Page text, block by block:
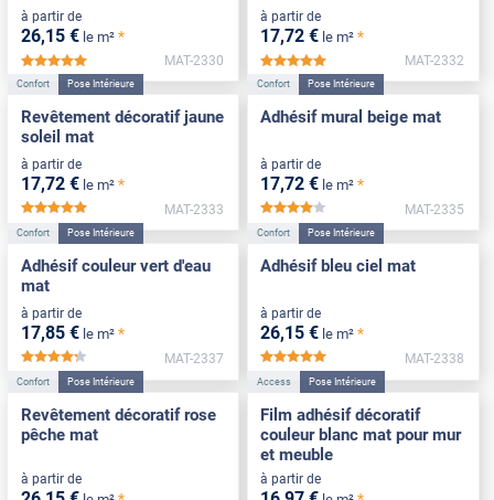
à partir de
26,15 € le m² *
*****
MAT-2330
à partir de
17,72 € le m² *
MAT-2332
Confort Pose Intérieure
Revêtement décoratif jaune
soleil mat
à partir de
17,72 € le m² *
MAT-2333
Confort Pose Intérieure
Adhésif mural beige mat
à partir de
17,72 € le m² *
*****
MAT-2335
Confort Pose Intérieure
Adhésif couleur vert d'eau
mat
à partir de
17,85 € le m² *
*****
MAT-2337
Confort Pose Intérieure
Adhésif bleu ciel mat
à partir de
26,15 € le m² *
MAT-2338
Confort Pose Intérieure
Revêtement décoratif rose
pêche mat
à partir de
Access Pose Intérieure
Film adhésif décoratif
couleur blanc mat pour mur
et meuble
à partir de